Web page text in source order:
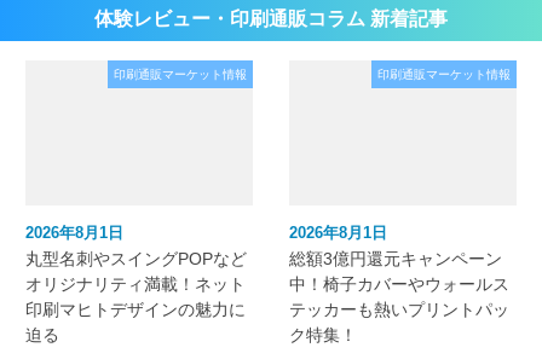
体験レビュー・印刷通販コラム 新着記事
印刷通販マーケット情報
2026年8月1日
丸型名刺やスイングPOPなど
オリジナリティ満載！ネット
印刷マヒトデザインの魅力に
迫る
印刷通販マーケット情報
2026年8月1日
総額3億円還元キャンペーン
中！椅子カバーやウォールス
テッカーも熱いプリントパッ
ク特集！